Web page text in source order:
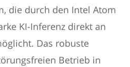
die durch den Intel Atom
KI-Inferenz direkt an
Das robuste
Betrieb in